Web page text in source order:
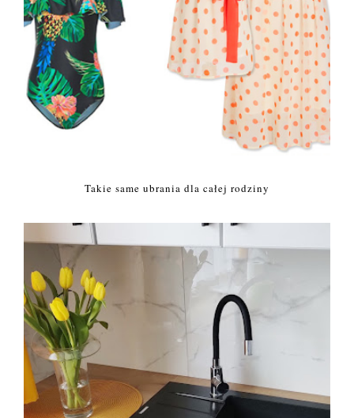
Takie same ubrania dla całej rodziny